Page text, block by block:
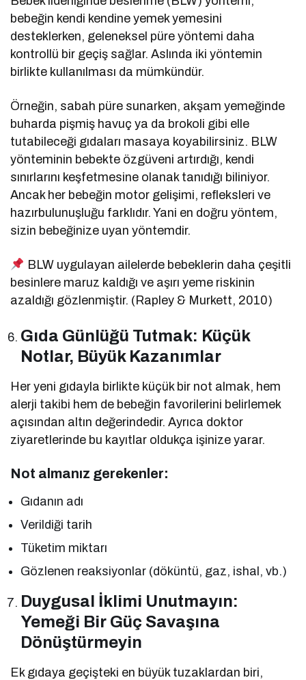
bebeğin kendi kendine yemek yemesini
desteklerken, geleneksel püre yöntemi daha
kontrollü bir geçiş sağlar. Aslında iki yöntemin
birlikte kullanılması da mümkündür.
Örneğin, sabah püre sunarken, akşam yemeğinde
buharda pişmiş havuç ya da brokoli gibi elle
tutabileceği gıdaları masaya koyabilirsiniz. BLW
yönteminin bebekte özgüveni artırdığı, kendi
sınırlarını keşfetmesine olanak tanıdığı biliniyor.
Ancak her bebeğin motor gelişimi, refleksleri ve
hazırbulunuşluğu farklıdır. Yani en doğru yöntem,
sizin bebeğinize uyan yöntemdir.
BLW uygulayan ailelerde bebeklerin daha çeşitli
besinlere maruz kaldığı ve aşırı yeme riskinin
azaldığı gözlenmiştir. (Rapley & Murkett, 2010)
Gıda Günlüğü Tutmak: Küçük
Notlar, Büyük Kazanımlar
Her yeni gıdayla birlikte küçük bir not almak, hem
alerji takibi hem de bebeğin favorilerini belirlemek
açısından altın değerindedir. Ayrıca doktor
ziyaretlerinde bu kayıtlar oldukça işinize yarar.
Not almanız gerekenler:
Gıdanın adı
Verildiği tarih
Tüketim miktarı
Gözlenen reaksiyonlar (döküntü, gaz, ishal, vb.)
Duygusal İklimi Unutmayın:
Yemeği Bir Güç Savaşına
Dönüştürmeyin
Ek gıdaya geçişteki en büyük tuzaklardan biri,